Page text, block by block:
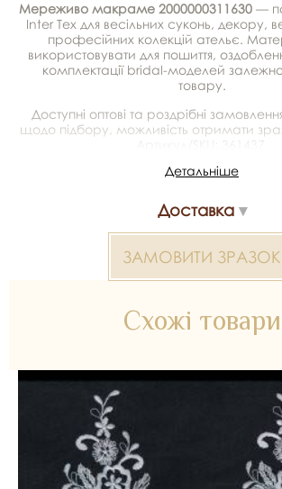
Мереживо макраме 2000000311630—
Inter Tex для весільних суконь, декору,
професійних колекцій ательє.
використовувати для пошиття,
комплектації bridal-моделей залежно
товару.
Доступні оптові та роздрібні
щодо підбору, можливість отримати
Мереживо макраме 2000000311630 —
оптом і в роздріб в Inter Tex, SKU
Детальніше
Доставка
ЗАМОВИТИ ЗРАЗОК
Схожі товари